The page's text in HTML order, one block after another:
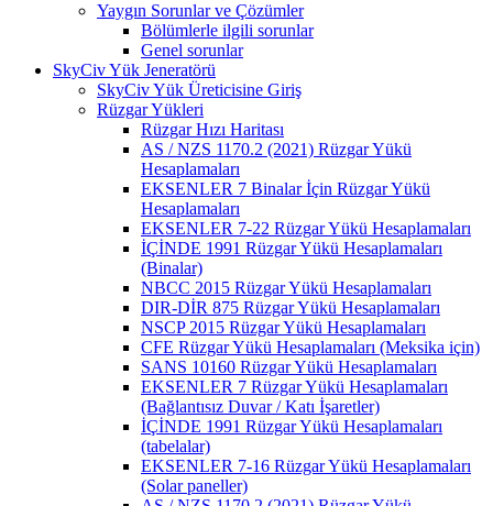
Yaygın Sorunlar ve Çözümler
Bölümlerle ilgili sorunlar
Genel sorunlar
SkyCiv Yük Jeneratörü
SkyCiv Yük Üreticisine Giriş
Rüzgar Yükleri
Rüzgar Hızı Haritası
AS / NZS 1170.2 (2021) Rüzgar Yükü
Hesaplamaları
EKSENLER 7 Binalar İçin Rüzgar Yükü
Hesaplamaları
EKSENLER 7-22 Rüzgar Yükü Hesaplamaları
İÇİNDE 1991 Rüzgar Yükü Hesaplamaları
(Binalar)
NBCC 2015 Rüzgar Yükü Hesaplamaları
DIR-DİR 875 Rüzgar Yükü Hesaplamaları
NSCP 2015 Rüzgar Yükü Hesaplamaları
CFE Rüzgar Yükü Hesaplamaları (Meksika için)
SANS 10160 Rüzgar Yükü Hesaplamaları
EKSENLER 7 Rüzgar Yükü Hesaplamaları
(Bağlantısız Duvar / Katı İşaretler)
İÇİNDE 1991 Rüzgar Yükü Hesaplamaları
(tabelalar)
EKSENLER 7-16 Rüzgar Yükü Hesaplamaları
(Solar paneller)